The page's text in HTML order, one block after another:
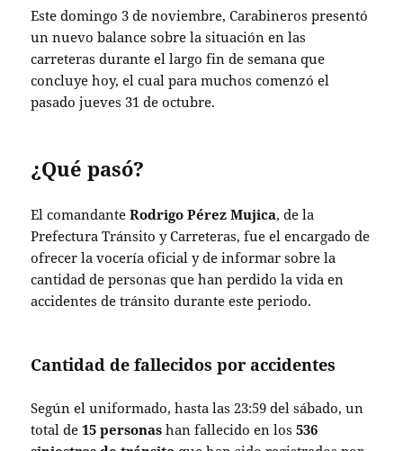
Este domingo 3 de noviembre, Carabineros presentó
un nuevo balance sobre la situación en las
carreteras durante el largo fin de semana que
concluye hoy, el cual para muchos comenzó el
pasado jueves 31 de octubre.
¿Qué pasó?
El comandanteRodrigo Pérez Mujica, de la
Prefectura Tránsito y Carreteras, fue el encargado de
ofrecer la vocería oficial y de informar sobre la
cantidad de personas que han perdido la vida en
accidentes de tránsito durante este periodo.
Cantidad de fallecidos por accidentes
Según el uniformado, hasta las 23:59 del sábado, un
total de15 personas han fallecido en los536